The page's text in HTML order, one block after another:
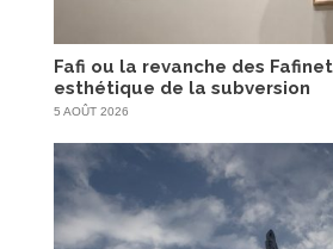
Fafi ou la revanche des
esthétique de la subversion
5 AOÛT 2026